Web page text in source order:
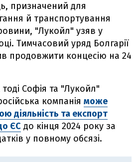
призначений для
й транспортування
"Лукойл" узяв у
Тимчасовий уряд Болгарії
продовжити концесію на 24
Софія та "Лукойл"
компанія може
діяльність та експорт
ЄС до кінця 2024 року за
у повному обсязі.